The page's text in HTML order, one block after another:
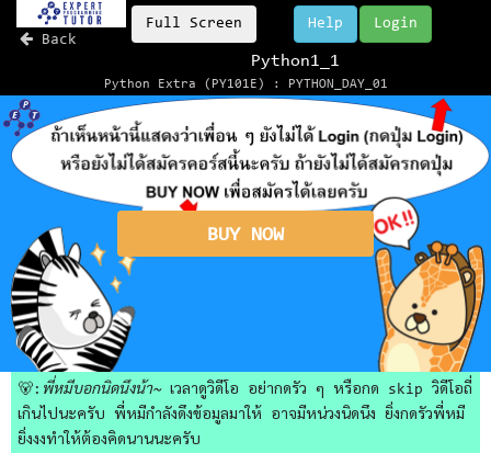
Back
Full Screen Login
Help
Python1_1
Python Extra (PY101E) : PYTHON_DAY_01
BUY NOW
🐻: พี่หมีบอกนิดนึงน้า~เวลาดูวิดีโอ อย่ากดรัว ๆ หรือกด skip วิดีโอถี่
เกินไปนะครับ พี่หมีกำลังดึงข้อมูลมาให้ อาจมีหน่วงนิดนึง ยิ่งกดรัวพี่หมี
ยิ่งงงทำให้ต้องคิดนานนะครับ